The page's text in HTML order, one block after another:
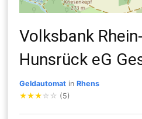
Volksbank
Hunsrück eG
Geldautomat inRhens
★★★ ☆ ☆ (5)